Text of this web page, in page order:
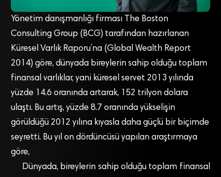
Yönetim danışmanlığı firması The Boston
Consulting Group (BCG) tarafından hazırlanan
Küresel Varlık Raporu’na (Global Wealth Report
2014) göre, dünyada bireylerin sahip olduğu toplam
finansal varlıklar, yani küresel servet 2013 yılında
yüzde 14.6 oranında artarak, 152 trilyon dolara
ulaştı. Bu artış, yüzde 8.7 oranında yükselişin
görüldüğü 2012 yılına kıyasla daha güçlü bir biçimde
seyretti. Bu yıl on dördüncüsü yapılan araştırmaya
göre,
Dünyada, bireylerin sahip olduğu toplam finansal